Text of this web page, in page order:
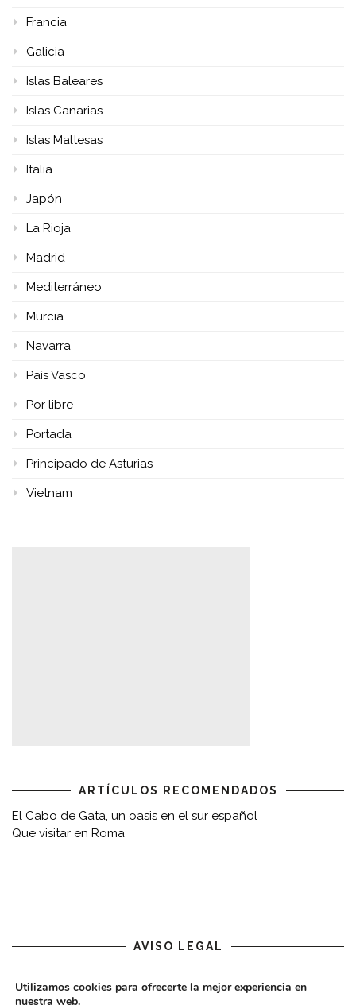
Francia
Galicia
Islas Baleares
Islas Canarias
Islas Maltesas
Italia
Japón
La Rioja
Madrid
Mediterráneo
Murcia
Navarra
País Vasco
Por libre
Portada
Principado de Asturias
Vietnam
ARTÍCULOS RECOMENDADOS
El Cabo de Gata, un oasis en el sur español
Que visitar en Roma
AVISO LEGAL
Aviso legal
Utilizamos cookies para ofrecerte la mejor experiencia en
nuestra web.